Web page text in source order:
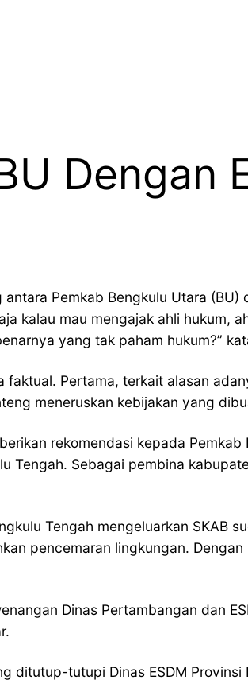
Dengan
Pemkab Bengkulu Utara (BU)
kalau mau mengajak ahli hukum,
yang tak paham hukum?”
Pertama, terkait alasan
meneruskan kebijakan yang
rekomendasi kepada
Tengah. Sebagai pembina
Tengah mengeluarkan SKAB
pencemaran lingkungan.
Dinas Pertambangan dan
ditutup-tutupi Dinas ESDM